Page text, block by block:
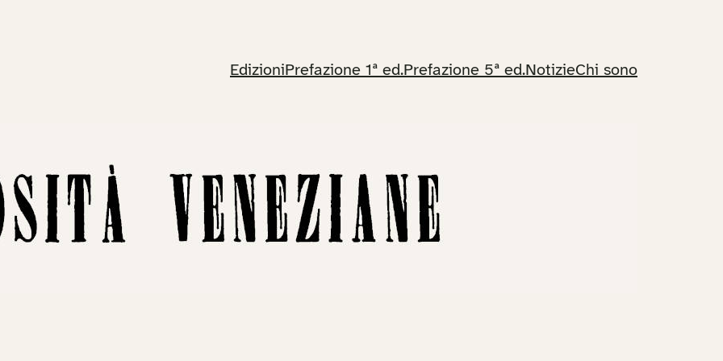
EdizioniPrefazione 1ª ed.Prefazione 5ª ed.NotizieChi sono